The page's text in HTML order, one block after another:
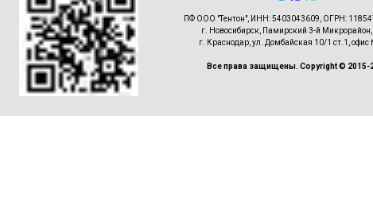
ПФ ООО "Тентон", ИНН: 5403043609, ОГРН:
г. Новосибирск, Памирский 3-й Микрорайон,
г. Краснодар, ул. Домбайская 10/1 ст.1,
Все права защищены. Copyright © 2015-